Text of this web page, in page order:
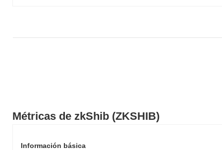
Métricas de zkShib (ZKSHIB)
Información básica